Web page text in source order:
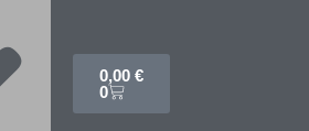
0,00 €
0